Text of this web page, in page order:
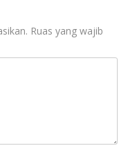
Ruas yang wajib